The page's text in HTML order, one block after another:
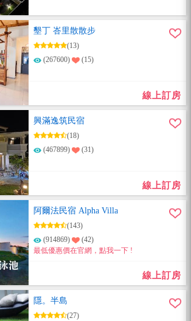
墾丁 峇里散散步
(13)
(267600)
(15)
線上訂房
興滿逸筑民宿
(18)
(467899)
(31)
線上訂房
阿爾法民宿 Alpha Villa
(143)
(914869)
(42)
最低優惠價在官網，點我一下 !
線上訂房
隱。半島
(27)